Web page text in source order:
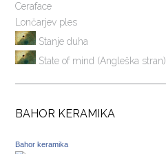
Ceraface
Lončarjev ples
Stanje duha
State of mind (Angleška stran)
BAHOR KERAMIKA
Bahor keramika